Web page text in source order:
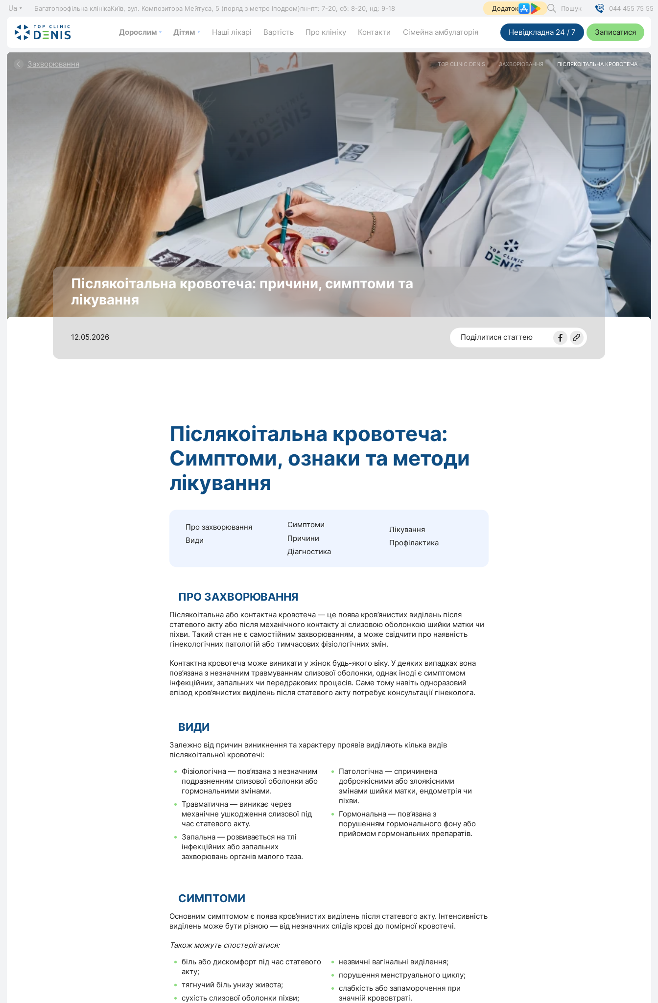
Ua Багатопрофільна клінікаКиїв, вул. Композитора Мейтуса, 5 (поряд з метро Іподром)пн-пт: 7-20, сб: 8-20, нд: 9-18 Додаток Пошук 044 455 75 55
Дорослим Дітям Наші лікарі Вартість Про клініку Контакти Сімейна амбулаторія Невідкладна 24 / 7 Записатися
Захворювання TOP CLINIC DENIS ЗАХВОРЮВАННЯ ПІСЛЯКОІТАЛЬНА КРОВОТЕЧА
Післякоітальна кровотеча: причини, симптоми та
лікування
12.05.2026 Поділитися статтею
Післякоітальна кровотеча:
Симптоми, ознаки та методи
лікування
Про захворювання
Види
Симптоми
Причини
Діагностика
Лікування
Профілактика
ПРО ЗАХВОРЮВАННЯ
Післякоітальна або контактна кровотеча — це поява кров’янистих виділень після
статевого акту або після механічного контакту зі слизовою оболонкою шийки матки чи
піхви. Такий стан не є самостійним захворюванням, а може свідчити про наявність
гінекологічних патологій або тимчасових фізіологічних змін.
Контактна кровотеча може виникати у жінок будь-якого віку. У деяких випадках вона
пов’язана з незначним травмуванням слизової оболонки, однак іноді є симптомом
інфекційних, запальних чи передракових процесів. Саме тому навіть одноразовий
епізод кров’янистих виділень після статевого акту потребує консультації гінеколога.
ВИДИ
Залежно від причин виникнення та характеру проявів виділяють кілька видів
післякоітальної кровотечі:
Фізіологічна — пов’язана з незначним
подразненням слизової оболонки або
гормональними змінами.
Травматична — виникає через
механічне ушкодження слизової під
час статевого акту.
Запальна — розвивається на тлі
інфекційних або запальних
захворювань органів малого таза.
Патологічна — спричинена
доброякісними або злоякісними
змінами шийки матки, ендометрія чи
піхви.
Гормональна — пов’язана з
порушенням гормонального фону або
прийомом гормональних препаратів.
СИМПТОМИ
Основним симптомом є поява кров’янистих виділень після статевого акту. Інтенсивність
виділень може бути різною — від незначних слідів крові до помірної кровотечі.
Також можуть спостерігатися:
біль або дискомфорт під час статевого
акту;
тягнучий біль унизу живота;
сухість слизової оболонки піхви;
незвичні вагінальні виділення;
порушення менструального циклу;
слабкість або запаморочення при
значній крововтраті.